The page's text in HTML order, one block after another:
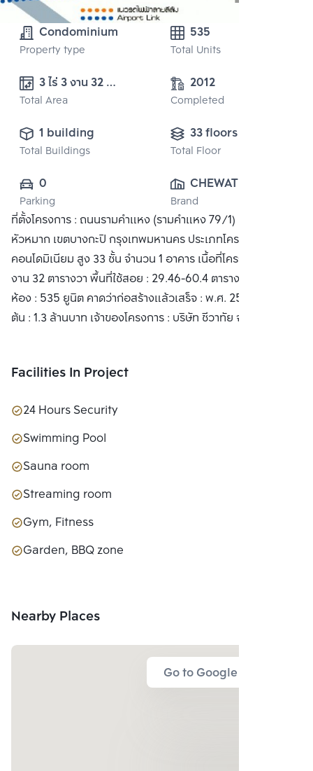
Condominium
Property type
535
Total Units
3 ไร่ 3 งาน 32
ตารางวา
Total Area
2012
Completed
1 building
Total Buildings
33 floors
Total Floor
0
Parking
CHEWATHAI
PUBLIC CO.,
LTD.
Brand
ที่ตั้งโครงการ : ถนนรามคำแหง (รามคำแหง 79/1) แขวง
หัวหมาก เขตบางกะปิ กรุงเทพมหานคร ประเภทโครงการ :
คอนโดมิเนียม สูง 33 ชั้น จำนวน 1 อาคาร เนื้อที่โครงการ : 3 ไร่ 3
งาน 32 ตารางวา พื้นที่ใช้สอย : 29.46-60.4 ตารางเมตร จำนวน
ห้อง : 535 ยูนิต คาดว่าก่อสร้างแล้วเสร็จ : พ.ศ. 2556 ราคาเริ่ม
ต้น : 1.3 ล้านบาท เจ้าของโครงการ : บริษัท ชีวาทัย จำกัด
Facilities In Project
24 Hours Security
Swimming Pool
Sauna room
Streaming room
Gym, Fitness
Garden, BBQ zone
Nearby Places
Go to Google Map